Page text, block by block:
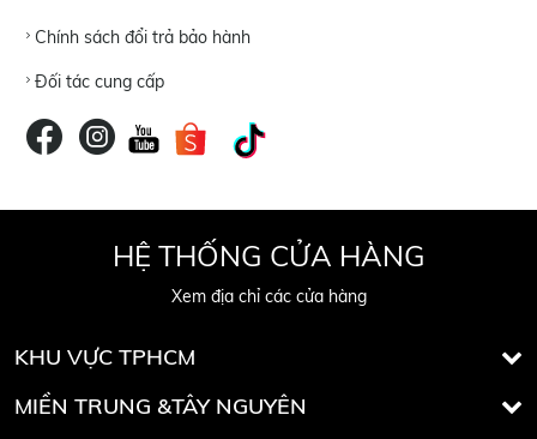
Chính sách đổi trả bảo hành
Đối tác cung cấp
HỆ THỐNG CỬA HÀNG
Xem địa chỉ các cửa hàng
KHU VỰC TPHCM
MIỀN TRUNG &TÂY NGUYÊN